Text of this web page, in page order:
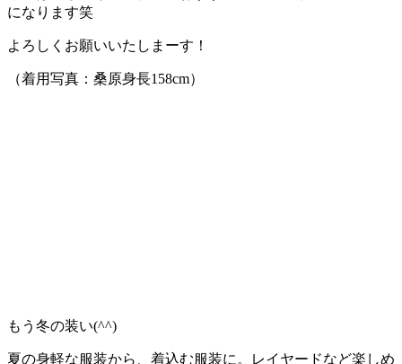
になります笑
よろしくお願いいたしまーす！
（着用写真：桑原身長158cm）
もう冬の装い(^^)
夏の身軽な服装から、着込む服装に。レイヤードなど楽しめ